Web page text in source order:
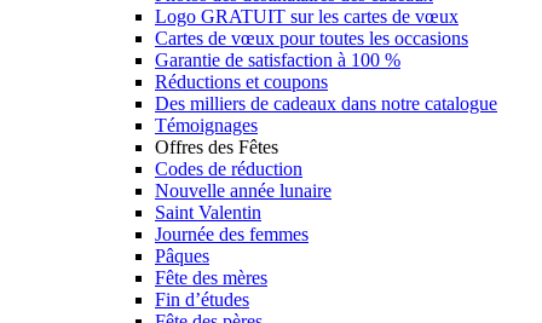
Logo GRATUIT sur les cartes de vœux
Cartes de vœux pour toutes les occasions
Garantie de satisfaction à 100 %
Réductions et coupons
Des milliers de cadeaux dans notre catalogue
Témoignages
Offres des Fêtes
Codes de réduction
Nouvelle année lunaire
Saint Valentin
Journée des femmes
Pâques
Fête des mères
Fin d’études